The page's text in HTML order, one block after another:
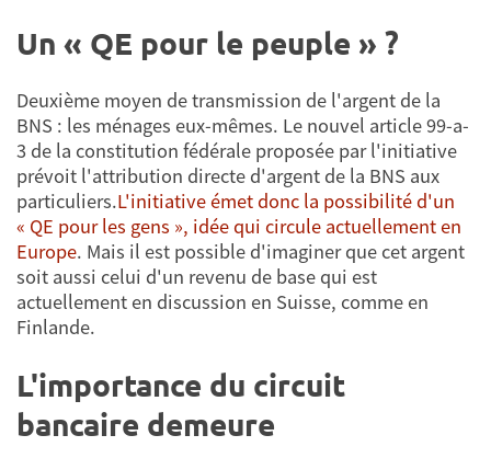
Un « QE pour le peuple » ?
Deuxième moyen de transmission de l'argent de la
BNS : les ménages eux-mêmes. Le nouvel article 99-a-
3 de la constitution fédérale proposée par l'initiative
prévoit l'attribution directe d'argent de la BNS aux
particuliers.L'initiative émet donc la possibilité d'un
« QE pour les gens », idée qui circule actuellement en
Europe. Mais il est possible d'imaginer que cet argent
soit aussi celui d'un revenu de base qui est
actuellement en discussion en Suisse, comme en
Finlande.
L'importance du circuit
bancaire demeure